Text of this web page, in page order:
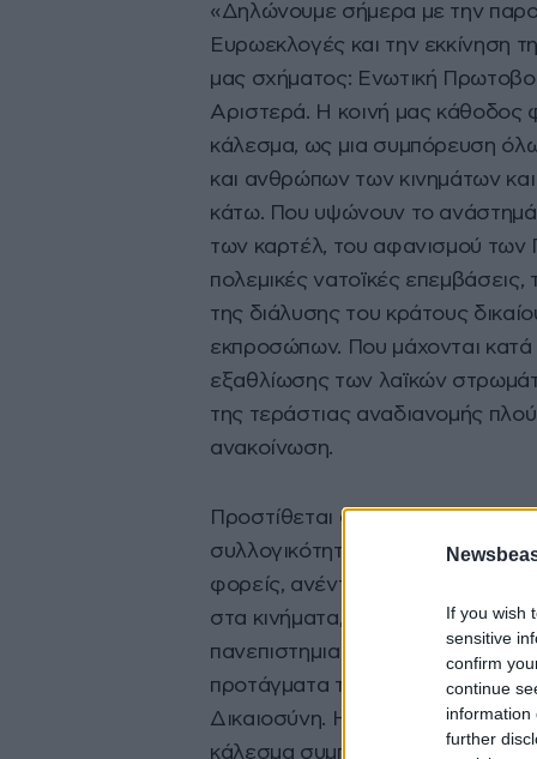
If you wish
sensitive
confirm
continue
information
further
«Δηλώνουμε σήμερα με την
Ευρωεκλογές και την εκκίνηση
μας σχήματος: Ενωτική
Αριστερά. Η κοινή μας κάθοδος
κάλεσμα, ως μια συμπόρευση
και ανθρώπων των κινημάτων
κάτω. Που υψώνουν το
των καρτέλ, του αφανισμού των
πολεμικές νατοϊκές
της διάλυσης του κράτους
εκπροσώπων. Που μάχονται κατά
εξαθλίωσης των λαϊκών
της τεράστιας αναδιανομής
ανακοίνωση.
Προστίθεται δε πως
συλλογικότητας πνεύματος
φορείς, ανένταχτους αγωνιστές
στα κινήματα, φοιτητές και
πανεπιστημιακούς. Συμμετέχουμε
προτάγματα την Ειρήνη, την
Δικαιοσύνη. Η ενωτική μας
κάλεσμα συμπαράταξης προς